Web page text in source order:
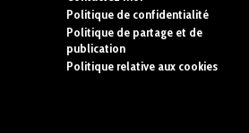
Politique de confidentialité
Politique de partage et de
publication
Politique relative aux cookies